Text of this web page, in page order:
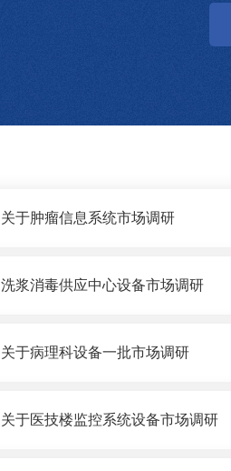
关于肿瘤信息系统市场调研
洗浆消毒供应中心设备市场调研
关于病理科设备一批市场调研
关于医技楼监控系统设备市场调研